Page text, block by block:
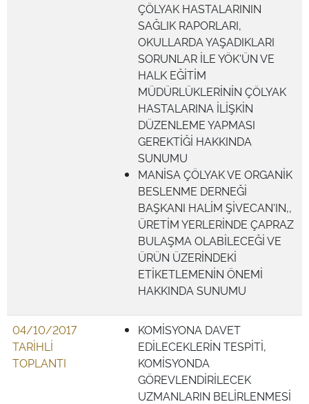
ÇÖLYAK HASTALARININ
SAĞLIK RAPORLARI,
OKULLARDA YAŞADIKLARI
SORUNLAR İLE YÖK'ÜN VE
HALK EĞİTİM
MÜDÜRLÜKLERİNİN ÇÖLYAK
HASTALARINA İLİŞKİN
DÜZENLEME YAPMASI
GEREKTİĞİ HAKKINDA
SUNUMU
MANİSA ÇÖLYAK VE ORGANİK
BESLENME DERNEĞİ
BAŞKANI HALİM ŞİVECAN'IN,,
ÜRETİM YERLERİNDE ÇAPRAZ
BULAŞMA OLABİLECEĞİ VE
ÜRÜN ÜZERİNDEKİ
ETİKETLEMENİN ÖNEMİ
HAKKINDA SUNUMU
04/10/2017
TARİHLİ
TOPLANTI
KOMİSYONA DAVET
EDİLECEKLERİN TESPİTİ,
KOMİSYONDA
GÖREVLENDİRİLECEK
UZMANLARIN BELİRLENMESİ